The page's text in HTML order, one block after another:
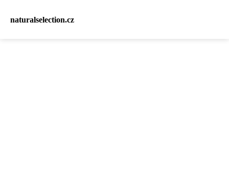
naturalselection.cz